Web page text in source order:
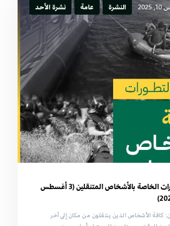
النشرة عامة نشرة الأحد
الأحداث والتطورات الخاصة بالأشخاص المتنقلين (3 أغسطس
كافة الأشخاص الذين ينتقلون من مكان إلى آخر